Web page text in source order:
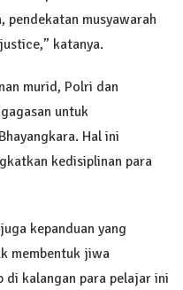
pendekatan musyawarah
katanya.
murid, Polri dan
untuk
Hal ini
kedisiplinan para
kepanduan yang
membentuk jiwa
di kalangan para pelajar ini